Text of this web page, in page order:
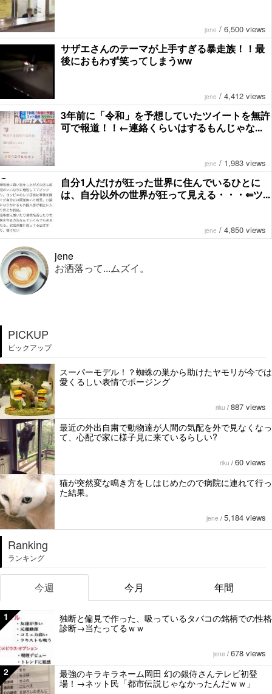
jene / 6,500 views
サザエさんのテーマが上手すぎる暴走族！！最
後におもわず笑ってしまうww
jene / 4,412 views
3年前に「令和」を予想していたツイートを無許
可で報道！！←連絡くらいはするもんじゃな...
jene / 1,983 views
自分1人だけが狂った世界に住んでいるひとに
は、自分以外の世界が狂って見える・・・⇐ツ...
jene / 4,850 views
jene
お洒落って...ムズイ。
PICKUP
ピックアップ
スーパーモデル！？蜘蛛の巣から助けたヤモリが今では
愛くるしい表情でポージング
riku / 887 views
最近の外出自粛で動物達が人間の気配を外で見なくなっ
て、心配で家に様子見に来ているらしい?
riku / 60 views
猫が突然変な鳴き方をしはじめたので病院に連れて行っ
た結果。
jene / 5,184 views
Ranking
ランキング
今週 今月 年間
1
独断と偏見で作った、吸っているタバコの銘柄での性格
診断→当たってるｗｗ
jene / 678 views
2
最強のキラキラネーム岡田 幻の銀侍さんテレビ初登
場！→ネット民「都市伝説じゃなかったんだｗｗ」